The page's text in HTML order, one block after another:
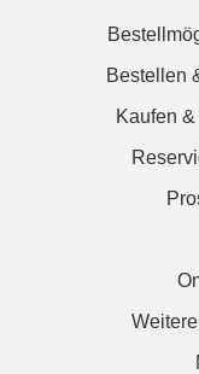
Bestellen
Kaufen